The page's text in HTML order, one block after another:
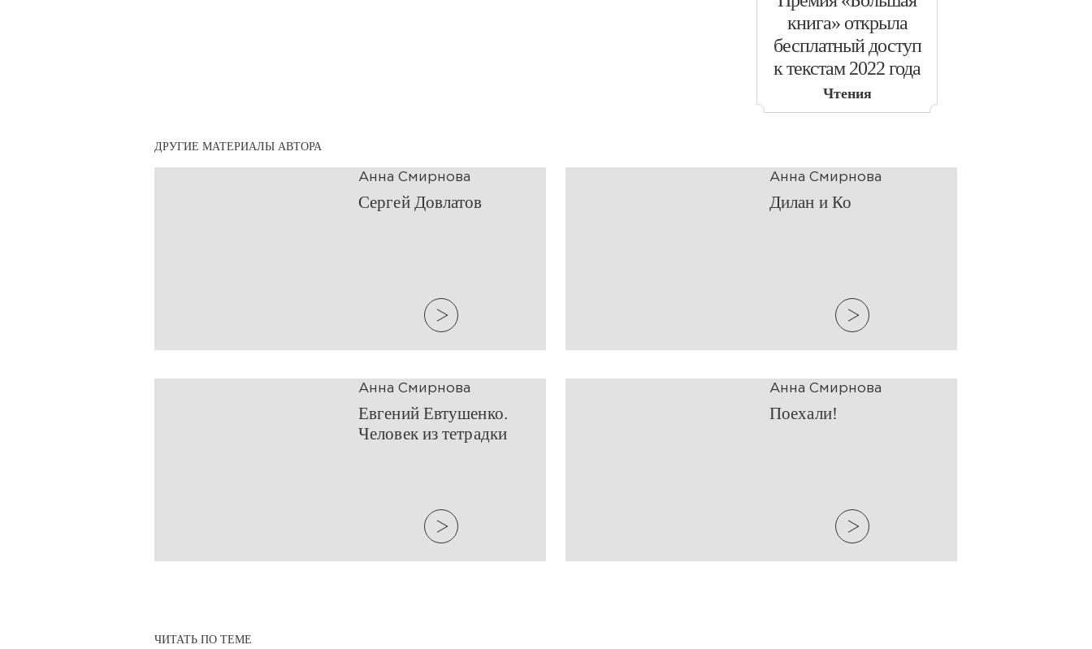
книга» открыла
бесплатный доступ
к текстам 2022 года
Чтения
ДРУГИЕ МАТЕРИАЛЫ АВТОРА
Анна Смирнова
​Сергей Довлатов
Анна Смирнова
​Дилан и Ко
Анна Смирнова
Евгений Евтушенко.
Человек из тетрадки
Анна Смирнова
Поехали!
ЧИТАТЬ ПО ТЕМЕ